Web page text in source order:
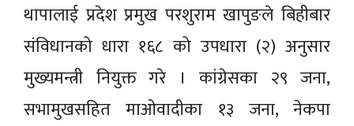
थापालाई प्रदेश प्रमुख परशुराम खापुङले बिहीबार
संविधानको धारा १६८ को उपधारा (२) अनुसार
मुख्यमन्त्री नियुक्त गरे । कांग्रेसका २९ जना,
सभामुखसहित माओवादीका १३ जना, नेकपा